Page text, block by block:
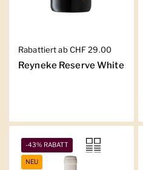
Regulärer Preis
Rabattiert ab CHF 29.00
Reyneke Reserve White
-43% RABATT
NEU